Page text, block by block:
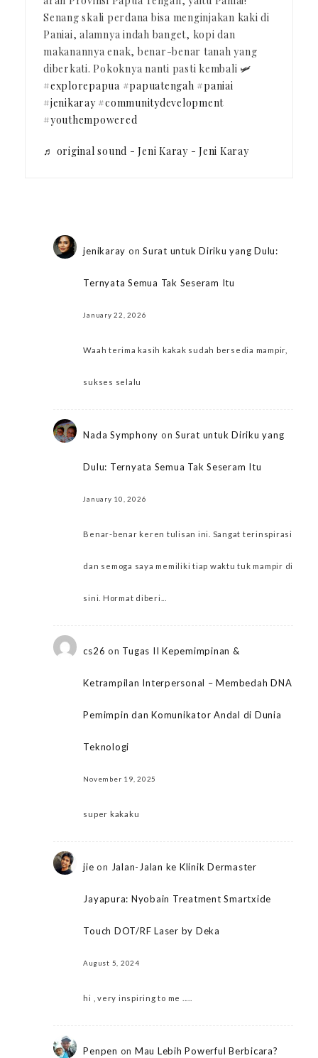
Senang skali perdana bisa menginjakan kaki di
Paniai, alamnya indah banget, kopi dan
makanannya enak, benar-benar tanah yang
diberkati. Pokoknya nanti pasti kembali 🛩️
#explorepapua #papuatengah #paniai
#jenikaray #communitydevelopment
#youthempowered
♬ original sound - Jeni Karay - Jeni Karay
jenikaray on Surat untuk Diriku yang Dulu:
Ternyata Semua Tak Seseram Itu
January 22, 2026
Waah terima kasih kakak sudah bersedia mampir,
sukses selalu
Nada Symphony on Surat untuk Diriku yang
Dulu: Ternyata Semua Tak Seseram Itu
January 10, 2026
Benar-benar keren tulisan ini. Sangat terinspirasi
dan semoga saya memiliki tiap waktu tuk mampir di
sini. Hormat diberi...
cs26 on Tugas II Kepemimpinan &
Ketrampilan Interpersonal – Membedah DNA
Pemimpin dan Komunikator Andal di Dunia
Teknologi
November 19, 2025
super kakaku
jie on Jalan-Jalan ke Klinik Dermaster
Jayapura: Nyobain Treatment Smartxide
Touch DOT/RF Laser by Deka
August 5, 2024
hi , very inspiring to me .....
Penpen on Mau Lebih Powerful Berbicara?